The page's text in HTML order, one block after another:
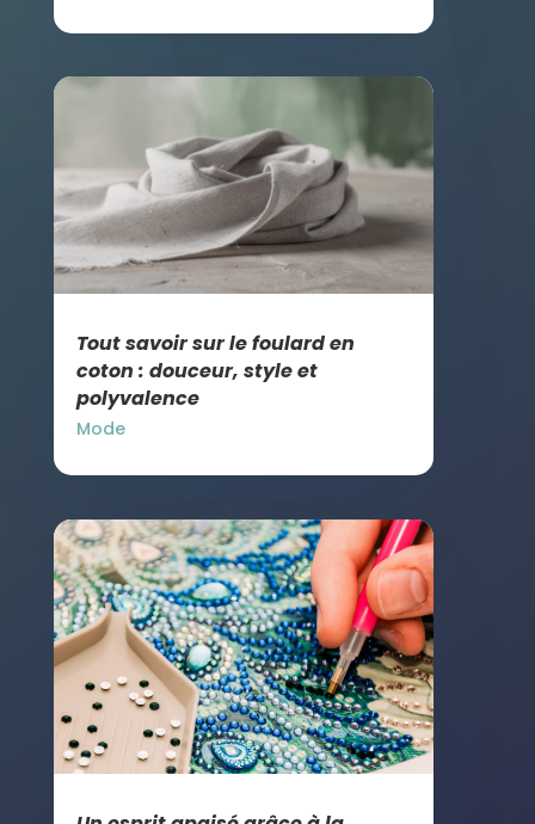
Tout savoir sur le foulard en
coton : douceur, style et
polyvalence
Mode